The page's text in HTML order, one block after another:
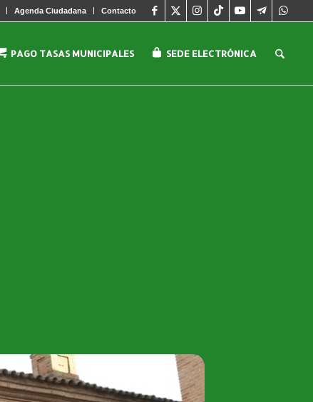
Agenda Ciudadana Contacto
PAGO TASAS MUNICIPALES SEDE ELECTRÓNICA